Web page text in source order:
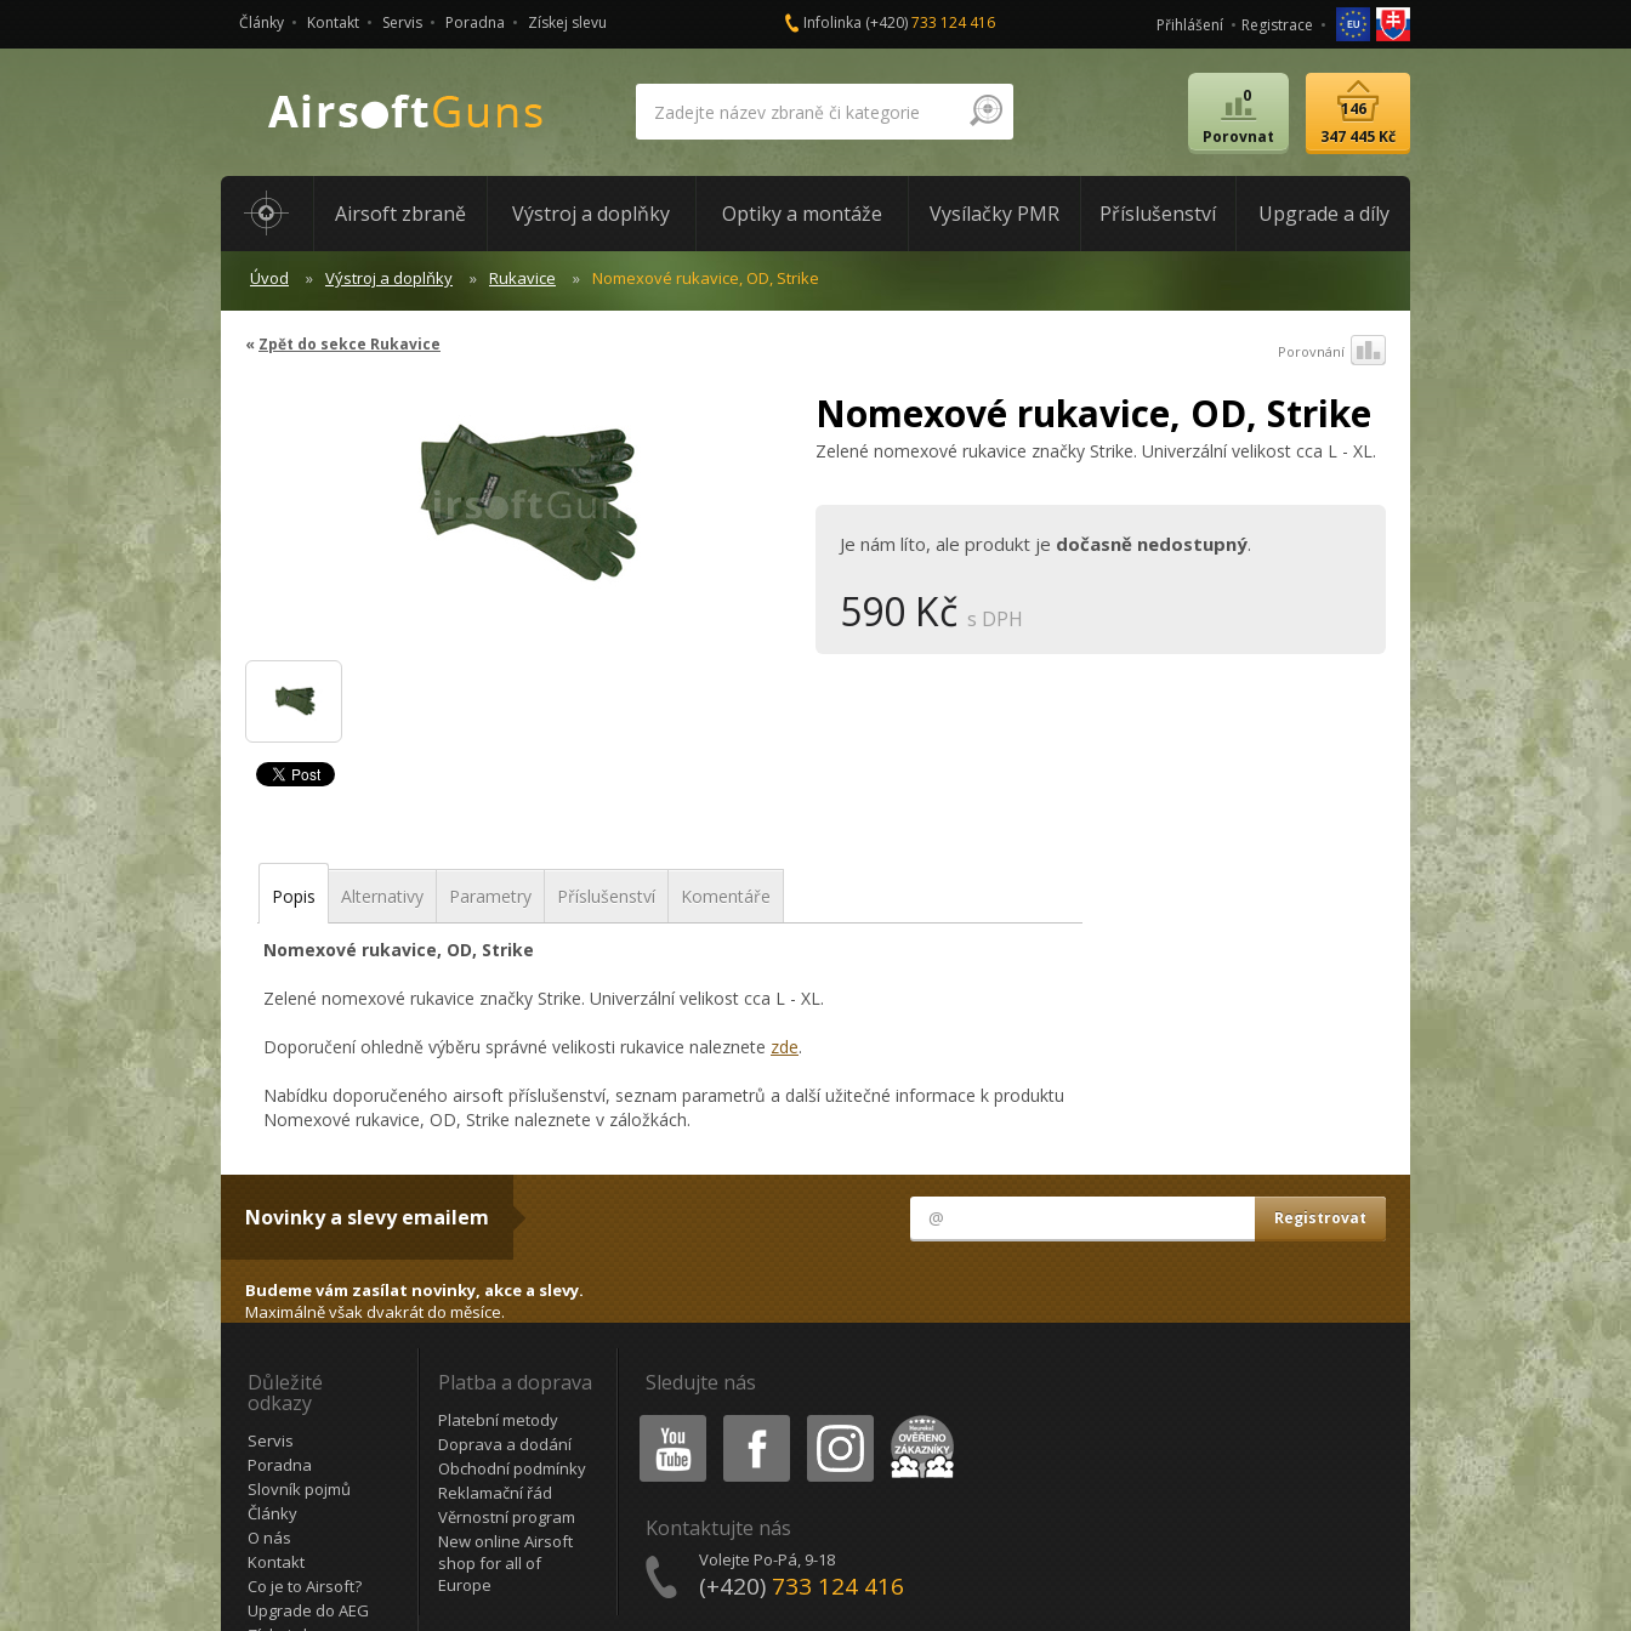
Články Kontakt Servis Poradna Získej slevu Infolinka (+420)733 124 416 Přihlášení Registrace
Porovnat
0
347 445 Kč
146
Airsoft zbraně Výstroj a doplňky Optiky a montáže Vysílačky PMR Příslušenství Upgrade a díly
Úvod Výstroj a doplňky Rukavice Nomexové rukavice, OD, Strike
Zpět do sekce Rukavice Porovnání
Nomexové rukavice, OD, Strike
Zelené nomexové rukavice značky Strike. Univerzální velikost cca L - XL.
Je nám líto, ale produkt je dočasně nedostupný.
590 Kč s DPH
Popis Alternativy Parametry Příslušenství Komentáře
Nomexové rukavice, OD, Strike
Zelené nomexové rukavice značky Strike. Univerzální velikost cca L - XL.
Doporučení ohledně výběru správné velikosti rukavice naleznete zde.
Nabídku doporučeného airsoft příslušenství, seznam parametrů a další užitečné informace k produktu
Nomexové rukavice, OD, Strike naleznete v záložkách.
Novinky a slevy emailem
Budeme vám zasílat novinky, akce a slevy.
Maximálně však dvakrát do měsíce.
Důležité
odkazy
Servis
Poradna
Slovník pojmů
Články
O nás
Kontakt
Co je to Airsoft?
Upgrade do AEG
Platba a doprava
Platební metody
Doprava a dodání
Obchodní podmínky
Reklamační řád
Věrnostní program
New online Airsoft
shop for all of
Europe
Sledujte nás
Youtube Facebook Instagram Heureka
Kontaktujte nás
Volejte Po-Pá, 9-18
(+420) 733 124 416